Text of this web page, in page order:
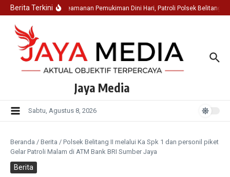
Lewati ke konten
Berita TerkiniJaga Keamanan Pemukiman Dini Hari, Patroli Polsek Belitang II
Jaya Media
Sabtu, Agustus 8, 2026
Beranda / Berita / Polsek Belitang II melalui Ka Spk 1 dan personil piket
Gelar Patroli Malam di ATM Bank BRI Sumber Jaya
Berita